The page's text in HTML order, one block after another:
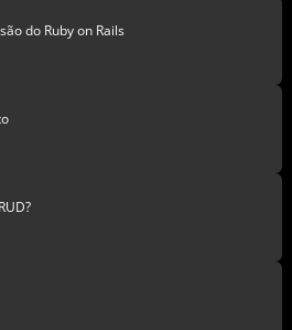
do Ruby on Rails